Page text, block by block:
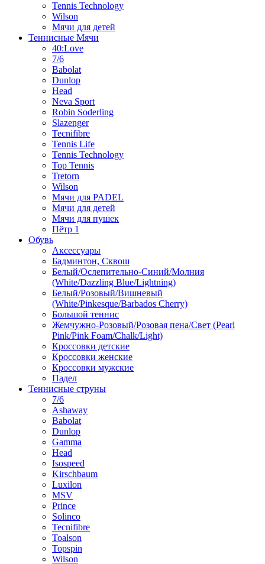
Tennis Technology
Wilson
Мячи для детей
Теннисные Мячи
40:Love
7/6
Babolat
Dunlop
Head
Neva Sport
Robin Soderling
Slazenger
Tecnifibre
Tennis Life
Tennis Technology
Top Tennis
Tretorn
Wilson
Мячи для PADEL
Мячи для детей
Мячи для пушек
Пётр 1
Обувь
Аксессуары
Бадминтон, Сквош
Белый/Ослепительно-Синий/Молния
(White/Dazzling Blue/Lightning)
Белый/Розовый/Вишневый
(White/Pinkesque/Barbados Cherry)
Большой теннис
Жемчужно-Розовый/Розовая пена/Свет (Pearl
Pink/Pink Foam/Chalk/Light)
Кроссовки детские
Кроссовки женские
Кроссовки мужские
Падел
Теннисные струны
7/6
Ashaway
Babolat
Dunlop
Gamma
Head
Isospeed
Kirschbaum
Luxilon
MSV
Prince
Solinco
Tecnifibre
Toalson
Topspin
Wilson